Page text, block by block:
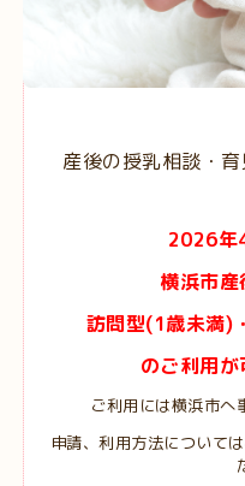
産後の授乳相談・育
2026年
横浜市
訪問型(1歳未満)
のご利用が
ご利用には横浜市へ
申請、利用方法について